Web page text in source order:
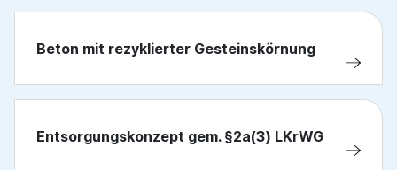
Beton mit rezyklierter Gesteinskörnung
Entsorgungskonzept gem. §2a(3) LKrWG